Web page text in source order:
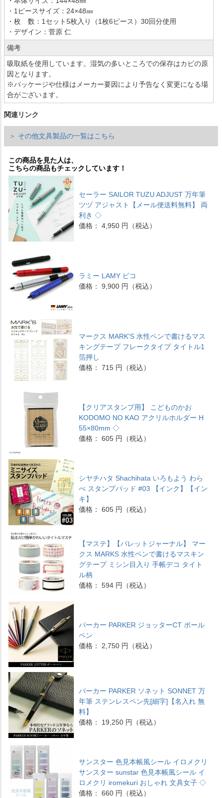
・1ピースサイズ：24×48㎜
・枚 数：1セット5枚入り（1枚6ピース）30回分使用
・デザイン：菅原 仁
備考
吸取紙を使用しています。湿気の多いところでの保存はカビの原
因となります。
※パッケージや仕様はメーカー要因により予告なく変更になる場
合がございます。
関連リンク
＞ その他文具製品の一覧はこちら
この商品を見た人は、
こちらの商品もチェックしています！
セーラー SAILOR TUZU ADJUST 万年筆
ツヅ アジャスト【メール便送料無料】 両
利き ◇
価格： 4,950 円（税込）
ラミー LAMY ピコ
価格： 9,900 円（税込）
マークス MARK'S 水性ペンで書けるマス
キングテープ フレークタイプ タイトル1
箔押し
価格： 715 円（税込）
【クリアスタンプ用】 こどものかお
KODOMO NO KAO アクリルホルダー H
55×80mm ◇
価格： 605 円（税込）
シヤチハタ Shachihata いろもよう わら
べ スタンプパッド #03 【インク】【イン
キ】
価格： 605 円（税込）
【マステ】【バレットジャーナル】 マー
クス MARKS 水性ペンで書けるマスキン
グテープ ミシン目入り 手帳デコ タイト
ル柄
価格： 594 円（税込）
パーカー PARKER ジョッターCT ボール
ペン
価格： 2,750 円（税込）
パーカー PARKER ソネット SONNET 万
年筆 ステンレスペン先[細字]【名入れ 無
料】
価格： 19,250 円（税込）
サンスター 色見本帳風シール イロメクリ
サンスター sunstar 色見本帳風シール イ
ロメクリ iromekuri おしゃれ 文具女子 ◇
価格： 660 円（税込）